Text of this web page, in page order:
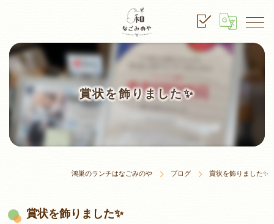
賞状を飾りました✨
鴻巣のランチはなごみのや ブログ 賞状を飾りました✨
賞状を飾りました✨